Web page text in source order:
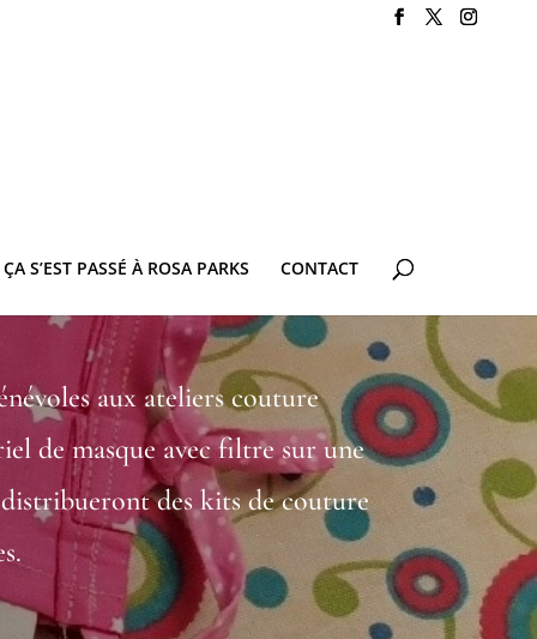
ÇA S’EST PASSÉ À ROSA PARKS CONTACT
aux ateliers couture
de masque avec filtre sur une
des kits de couture